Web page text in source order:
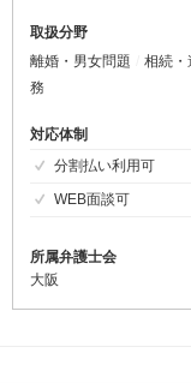
取扱分野
離婚・男女問題
相続・
務
対応体制
分割払い利用可
WEB面談可
所属弁護士会
大阪